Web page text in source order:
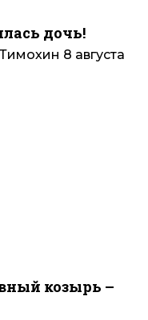
дочь!
8 августа
козырь –